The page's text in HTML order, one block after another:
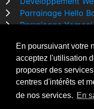
En poursuivant votre
acceptez l'utilisation
proposer des
centres d'intérêts et
de nos services. En
Parrainage Hello
Parrainage Yomoni
Comparatif banque
By Night v5.7.3| ©